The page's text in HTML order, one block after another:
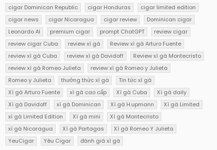
cigar Dominican Republic
cigar Honduras
cigar limited edition
cigar news
cigar Nicaragua cigar review
Dominican cigar
Leonardo AI
premium cigar prompt ChatGPT
review cigar
review cigar Cuba
review xì gà
Review xì gà Arturo Fuente
review xì gà Cuba
review xì gà Davidoff
Review xì gà Montecristo
review xì gà Romeo Julieta
review xì gà Romeo y Julieta
Romeo y Julieta
thưởng thức xì gà
Tin tức xì gà
Xì gà Arturo Fuente
xì gà cao cấp Xì gà Cuba
Xì gà daily
Xì gà Davidoff
xì gà Dominican Xì gà H.upmann
Xì gà Limited
xì gà Limited Edition
Xì gà mini
Xì gà Montecristo
xì gà Nicaragua
Xì gà Partagas
Xì gà Romeo Y Julieta
YeuCigar
Yêu Cigar đánh giá xì gà